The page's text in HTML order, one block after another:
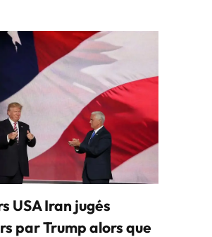
USA Iran jugés
par Trump alors que